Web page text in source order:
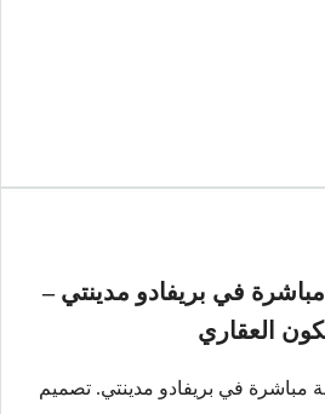
مباشرة في بريفادو مدينتي –
العقاري
مباشرة في بريفادو مدينتي. تصميم